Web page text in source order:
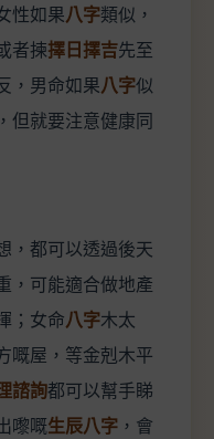
性如果八字類似，
者揀擇日擇吉先至
，男命如果八字似
但就要注意健康同
，都可以透過後天
，可能適合做地產
；女命八字木太
嘅屋，等金剋木平
諮詢都可以幫手睇
嚟嘅生辰八字 ，會